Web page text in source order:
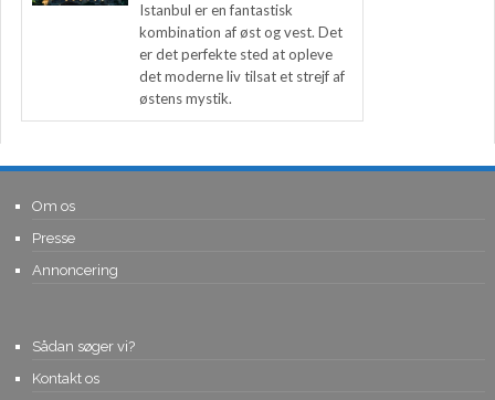
Istanbul er en fantastisk
kombination af øst og vest. Det
er det perfekte sted at opleve
det moderne liv tilsat et strejf af
østens mystik.
Om os
Presse
Annoncering
Sådan søger vi?
Kontakt os